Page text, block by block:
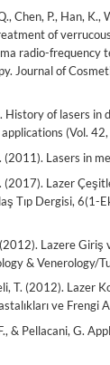
Chen, P., Han, K.,
of
radio-frequency
Journal of
History of lasers in
(Vol.
(2011). Lasers in
(2017). Lazer
Tıp Dergisi, 6(1-
Lazere Giriş
& Venerology/
T. (2012). Lazer
ve Frengi
& Pellacani, G.